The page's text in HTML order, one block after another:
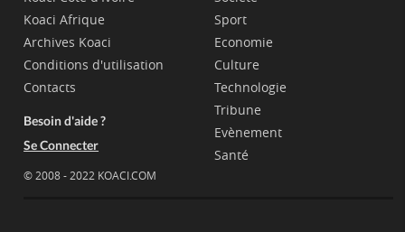
Koaci Afrique
Archives Koaci
Conditions d'utilisation
Contacts
Besoin d'aide ?
Se Connecter
© 2008 - 2022 KOACI.COM
Sport
Economie
Culture
Technologie
Tribune
Evènement
Santé